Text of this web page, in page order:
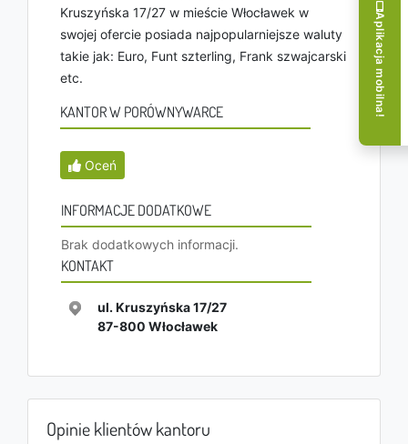
Kruszyńska 17/27 w mieście Włocławek w
swojej ofercie posiada najpopularniejsze waluty
takie jak: Euro, Funt szterling, Frank szwajcarski
etc.
KANTOR W PORÓWNYWARCE
Oceń
INFORMACJE DODATKOWE
Brak dodatkowych informacji.
KONTAKT
ul. Kruszyńska 17/27
87-800 Włocławek
Opinie klientów kantoru
Aplikacja mobilna!